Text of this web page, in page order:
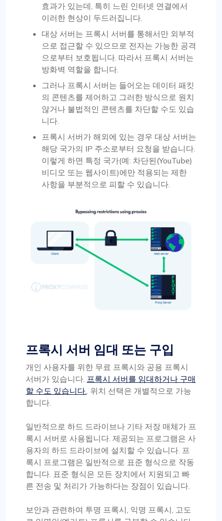
효과가 있는데, 특히 느린 인터넷 연결에서
이러한 현상이 두드러집니다.
대상 서버는 프록시 서버를 통해서만 외부적
으로 접근할 수 있으므로 전자는 가능한 공격
으로부터 보호됩니다. 따라서 프록시 서버는
방화벽 역할을 합니다.
그러나 프록시 서버는 들어오는 데이터 패킷
의 콘텐츠를 제어하고 그러한 방식으로 원치
않거나 불법적인 콘텐츠를 차단할 수도 있습
니다.
프록시 서버가 해외에 있는 경우 대상 서버는
해당 국가의 IP 주소로부터 요청을 받습니다.
이렇게 하면 특정 국가(예: 차단된(YouTube)
비디오 또는 웹사이트)에만 적용되는 제한
사항을 부분적으로 피할 수 있습니다.
프록시 서버 임대 또는 구입
개인 사용자를 위한 무료 프록시와 공용 프록시
서버가 있습니다. 프록시 서버를 임대하거나 구매
할 수도 있습니다.. 위치 선택은 개별적으로 가능
합니다.
일반적으로 하드 드라이브나 기타 저장 매체가 프
록시 서버로 사용됩니다. 제공되는 프로그램은 사
용자의 하드 드라이브에 설치할 수 있습니다. 프
록시 프로그램은 일반적으로 표준 형식으로 작동
합니다. 표준 형식은 모든 장치에서 지원되고 빠
른 전송 및 처리가 가능하다는 장점이 있습니다.
보안과 관련하여 투명 프록시, 익명 프록시, 고도